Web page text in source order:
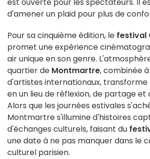
est ouverte pour les spectateurs. Il
d'amener un plaid pour plus de
Pour sa cinquième édition, le festival
promet une expérience
air unique en son genre.
quartier de Montmartre, combinée
d'artistes internationaux, transforme
en un lieu de réflexion, de partage et
Alors que les journées estivales
Montmartre s'illumine d'histoires
d'échanges culturels, faisant du
une date à ne pas manquer dans le
culturel parisien.